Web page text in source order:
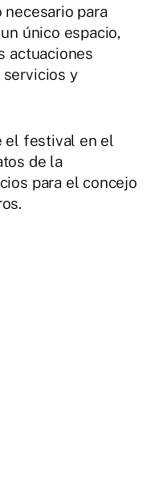
para
único espacio,
actuaciones
y
el festival en el
de la
para el concejo